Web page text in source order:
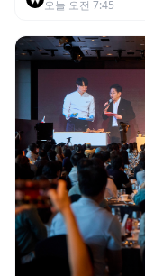
오늘 오전 7:45